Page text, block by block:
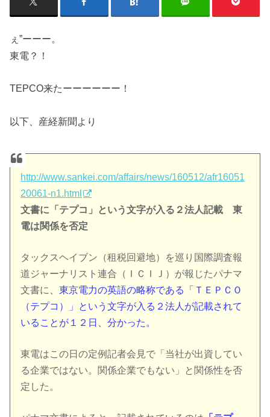
ぇ”ーーー。
東電？！
TEPCO来たーーーーーー！
以下、産経新聞より
http://www.sankei.com/affairs/news/160512/afr16051
20061-n1.html
文書に「テプコ」という文字が入る２法人記載 東
電は関係を否定
タックスヘイブン（租税回避地）を巡り国際調査報
道ジャーナリスト連合（ＩＣＩＪ）が報じたパナマ
文書に
、東京電力の英語の略称である「ＴＥＰＣＯ
（テプコ）」という文字が入る２法人が記載されて
いることが１２日、分かった。
東電はこの日の定例記者会見で「当社が出資してい
る企業ではない。関係企業でもない」と関係性を否
定した。